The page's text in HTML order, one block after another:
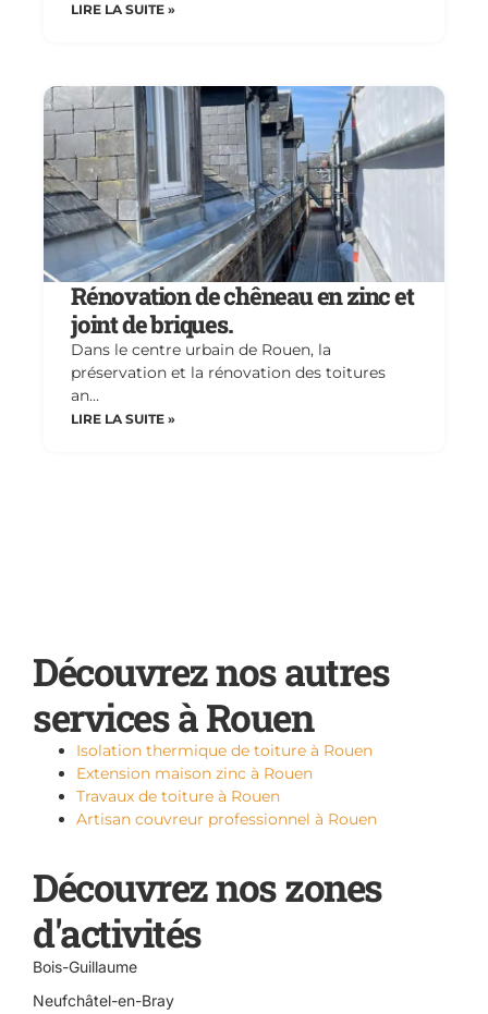
LIRE LA SUITE »
Rénovation de chêneau en zinc et
joint de briques.
Dans le centre urbain de Rouen, la
préservation et la rénovation des toitures
an…
LIRE LA SUITE »
Découvrez nos autres
services à Rouen
Isolation thermique de toiture à Rouen
Extension maison zinc à Rouen
Travaux de toiture à Rouen
Artisan couvreur professionnel à Rouen
Découvrez nos zones
d'activités
Bois-Guillaume
Neufchâtel-en-Bray